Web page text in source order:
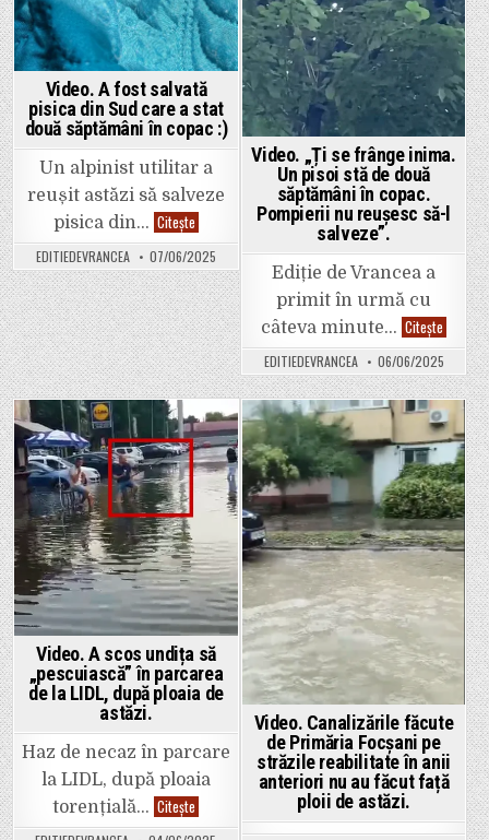
Video. A fost salvată
pisica din Sud care a stat
două săptămâni în copac :)
Un alpinist utilitar a
reușit astăzi să salveze
pisica din… CiteșteVideo.
A
fost
salvată
pisica
din
Sud
care
a
stat
două
săptămâni
în
copac
🙂
EDITIEDEVRANCEA 07/06/2025
Video. „Ți se frânge inima.
Un pisoi stă de două
săptămâni în copac.
Pompierii nu reușesc să-l
salveze”.
Ediție de Vrancea a
primit în urmă cu
câteva minute… Citește Video.
„Ți
se
frânge
inima.
Un
pisoi
stă
de
două
în
copac.
nu
reușesc
să-
l
EDITIEDEVRANCEA 06/06/2025
Posted
in
Video. A scos undița să
„pescuiască” în parcarea
de la LIDL, după ploaia de
astăzi.
Haz de necaz în parcare
la LIDL, după ploaia
torențială… Citește
A
scos
Posted
in
Video. Canalizările făcute
de Primăria Focșani pe
străzile reabilitate în anii
anteriori nu au făcut față
ploii de astăzi.